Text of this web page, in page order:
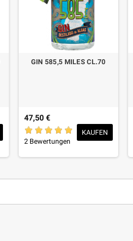
GIN 585,5 MILES CL.70
47,50 €
2 Bewertungen
KAUFEN